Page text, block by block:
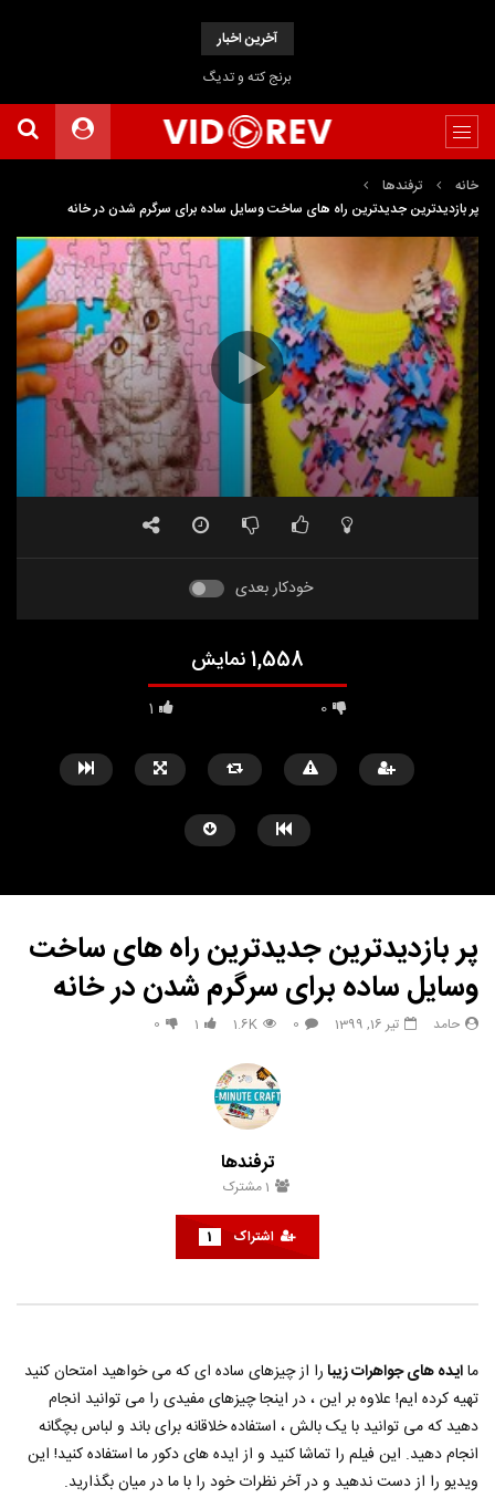
آخرین اخبار
برنج کته و تدیگ
خانه
ترفندها
پر بازدیدترین جدیدترین راه های ساخت وسایل ساده برای سرگرم شدن در خانه
نمایشگر
ویدیو
Media error: Format(s) not supported or source(s) not found
دریافت پرونده: https://www.uploadbag.com/ofiles/1dfa813d65e9a2d4fd55df1633799265/The-
most-visited-newest-Ways-to-make-simple-items-for-home-entertainment.mp4
خودکار بعدی
1,558 نمایش
1 0
مشاهده بعدا
پر بازدیدترین جدیدترین راه های ساخت
وسایل ساده برای سرگرم شدن در خانه
حامد تیر 16, 1399 0
1.6K
1
0
ترفندها
1 مشترک
اشتراک 1
ماایده های جواهرات زیبا را از چیزهای ساده ای که می خواهید امتحان کنید
تهیه کرده ایم! علاوه بر این ، در اینجا چیزهای مفیدی را می توانید انجام
دهید که می توانید با یک بالش ، استفاده خلاقانه برای باند و لباس بچگانه
انجام دهید. این فیلم را تماشا کنید و از ایده های دکور ما استفاده کنید! این
ویدیو را از دست ندهید و در آخر نظرات خود را با ما در میان بگذارید.